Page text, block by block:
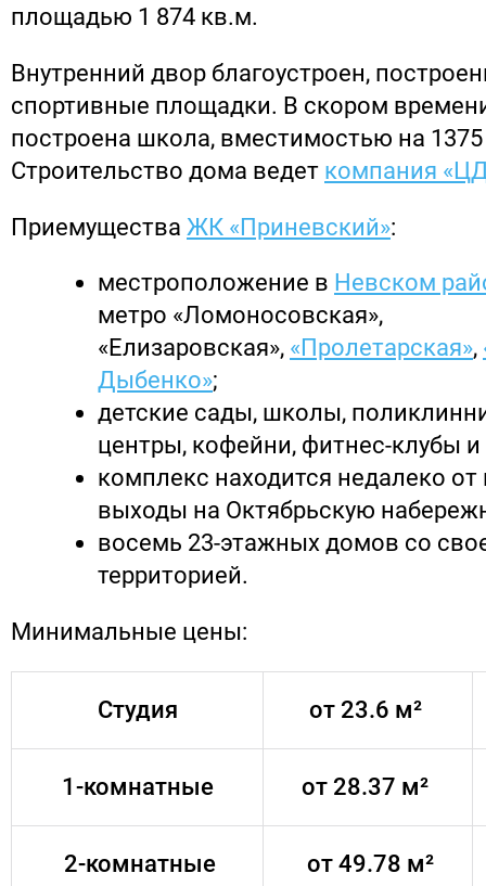
площадью 1 874 кв.м.
Внутренний двор благоустроен,
спортивные площадки. В скором
построена школа, вместимостью на
Строительство дома ведет компания
Приемущества ЖК «Приневский»:
местроположение в Невском
метро «Ломоносовская»,
«Елизаровская», «Пролетарская»,
Дыбенко»;
детские сады, школы,
центры, кофейни, фитнес-клубы и
комплекс находится недалеко от
выходы на Октябрьскую
восемь 23-этажных домов со
территорией.
Минимальные цены:
Студия от 23.6 м²
1-комнатные от 28.37 м²
2-комнатные от 49.78 м²